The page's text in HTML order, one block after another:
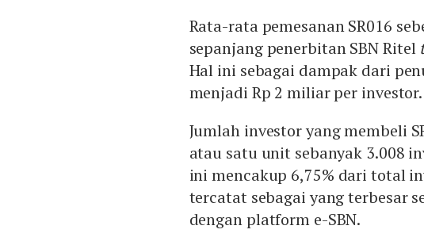
Rata-rata pemesanan SR016
sepanjang penerbitan SBN Ritel
Hal ini sebagai dampak dari
menjadi Rp 2 miliar per investor.
Jumlah investor yang membeli
atau satu unit sebanyak 3.008
ini mencakup 6,75% dari total
tercatat sebagai yang terbesar
dengan platform e-SBN.